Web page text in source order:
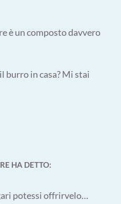
è un composto davvero
burro in casa? Mi stai
HA DETTO:
potessi offrirvelo…